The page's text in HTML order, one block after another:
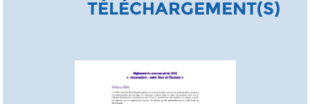
TÉLÉCHARGEMENT(S)